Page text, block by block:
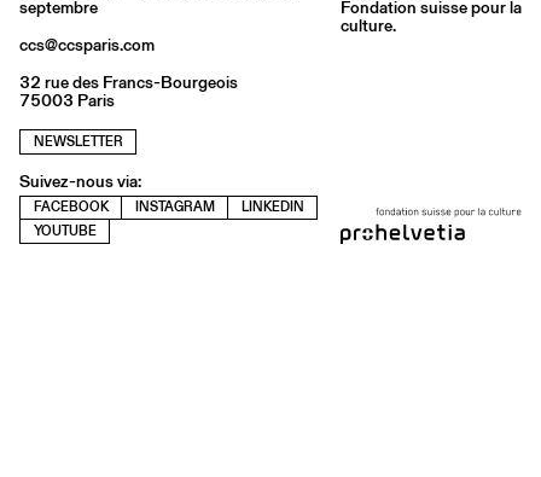
septembre
ccs@ccsparis.com
32 rue des Francs-Bourgeois
75003 Paris
NEWSLETTER
Suivez-nous via:
FACEBOOK INSTAGRAM
LINKEDIN
YOUTUBE
Fondation suisse pour la
culture.